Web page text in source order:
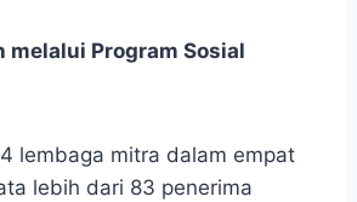
Program Sosial
lembaga mitra dalam empat
lebih dari 83 penerima